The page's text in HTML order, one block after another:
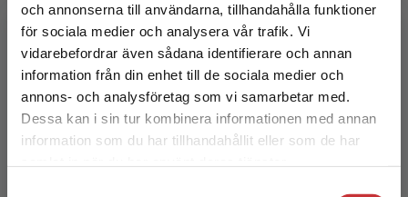
och annonserna till användarna, tillhandahålla funktioner
för sociala medier och analysera vår trafik. Vi
vidarebefordrar även sådana identifierare och annan
information från din enhet till de sociala medier och
annons- och analysföretag som vi samarbetar med.
Dessa kan i sin tur kombinera informationen med annan
information som du har tillhandahållit eller som de har
Begränsad fraktregion
Det verkar som att du besöker
studentlitteratur.se via en enhet utanför Sverige.
Manuel Tenser
Manuel Tenser, verksam i Framtidens
läromedel-projektet vid Mälardalens
universitet, är en av författarna till Rik
matematik-serien. Han har en bak...